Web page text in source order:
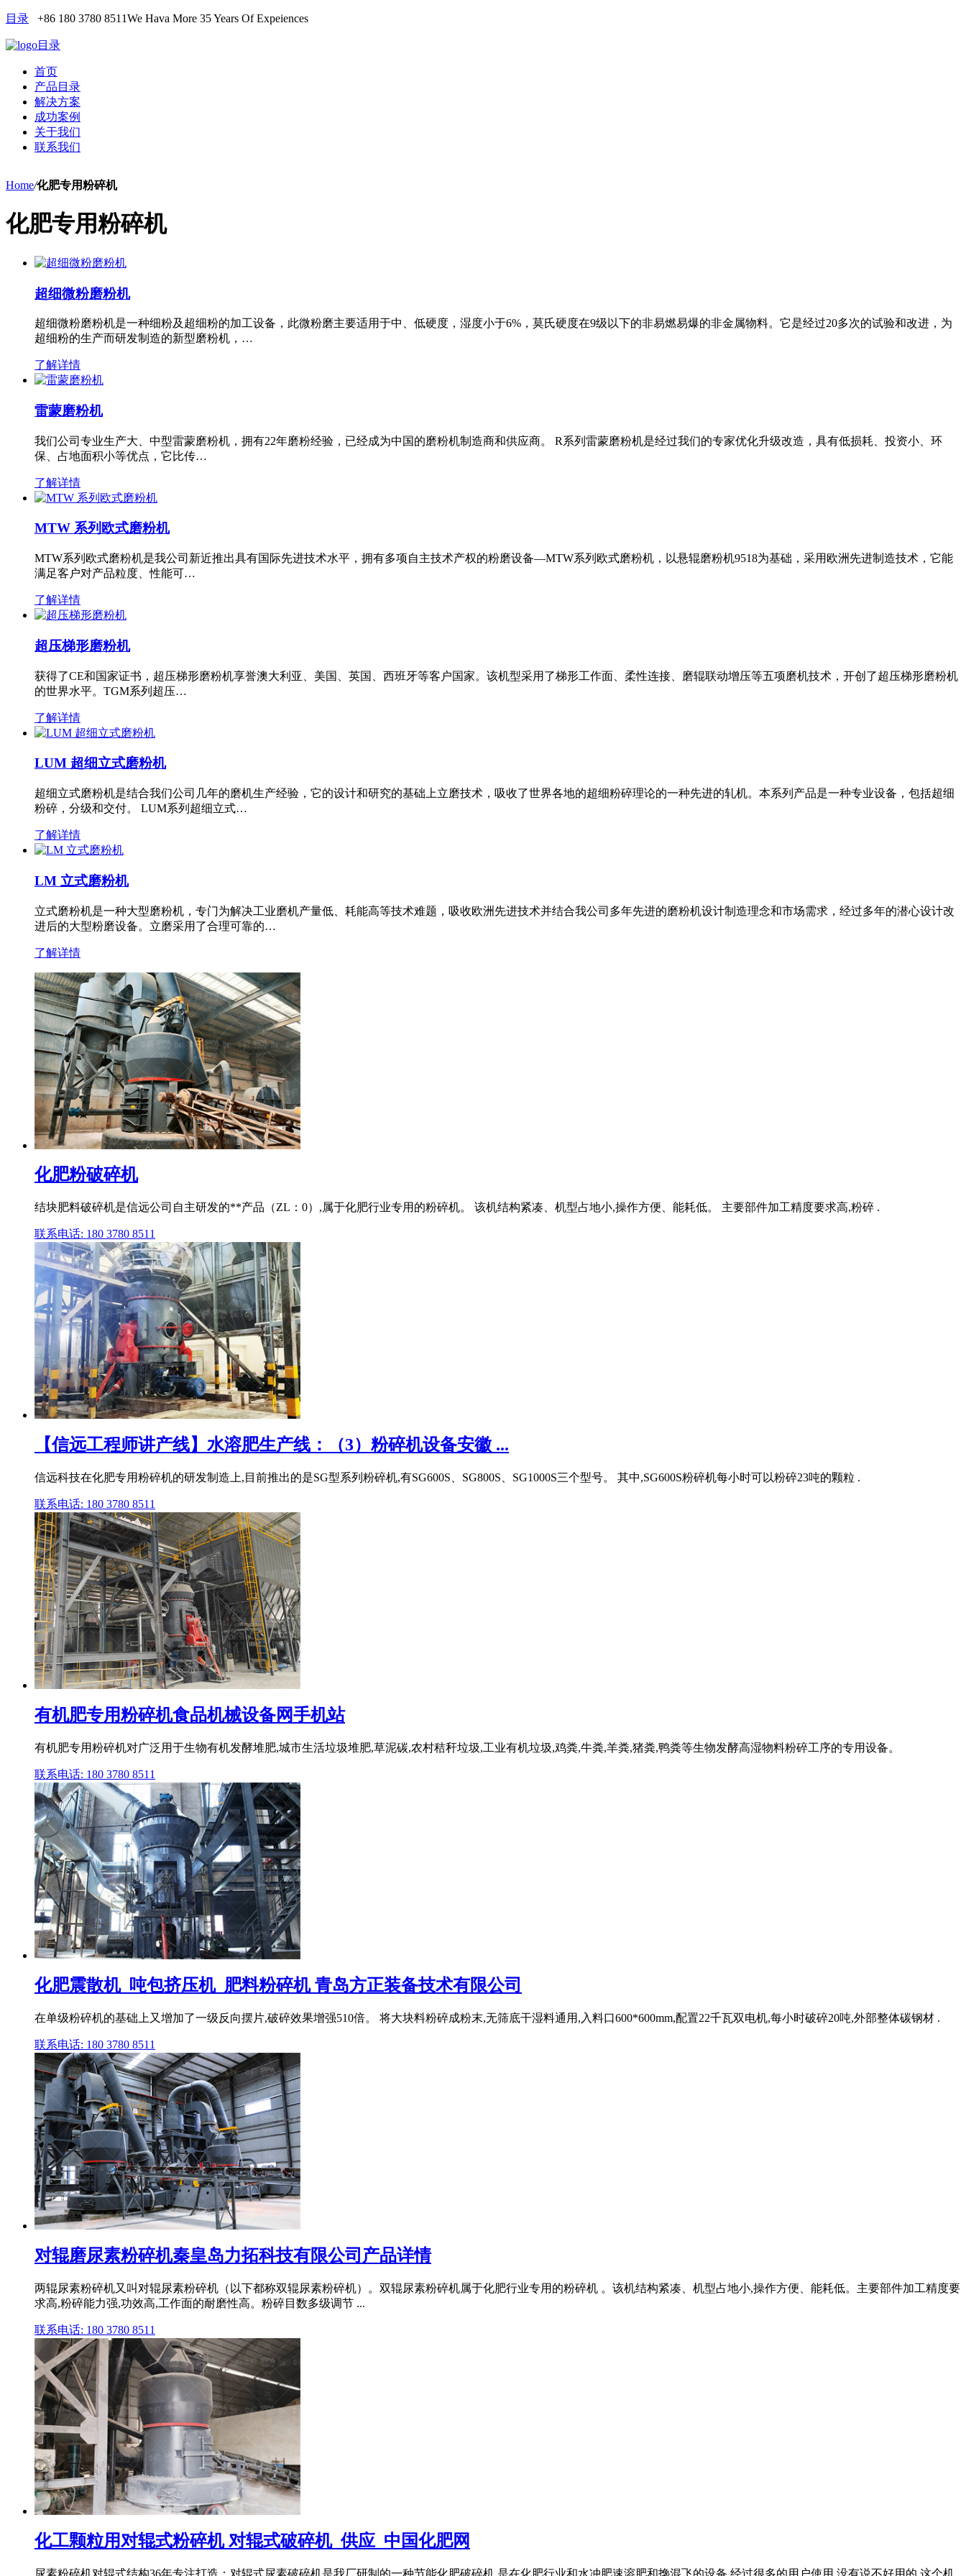
目录 +86 180 3780 8511We Hava More 35 Years Of Expeiences
目录
首页
产品目录
解决方案
成功案例
关于我们
联系我们
Home/化肥专用粉碎机
化肥专用粉碎机
超细微粉磨粉机
超细微粉磨粉机是一种细粉及超细粉的加工设备，此微粉磨主要适用于中、低硬度，湿度小于6%，莫氏硬度在9级以下的非易燃易爆的非金属物料。它是经过20多次的试验和改进，为
超细粉的生产而研发制造的新型磨粉机，…
了解详情
雷蒙磨粉机
我们公司专业生产大、中型雷蒙磨粉机，拥有22年磨粉经验，已经成为中国的磨粉机制造商和供应商。 R系列雷蒙磨粉机是经过我们的专家优化升级改造，具有低损耗、投资小、环
保、占地面积小等优点，它比传…
了解详情
MTW 系列欧式磨粉机
MTW系列欧式磨粉机是我公司新近推出具有国际先进技术水平，拥有多项自主技术产权的粉磨设备—MTW系列欧式磨粉机，以悬辊磨粉机9518为基础，采用欧洲先进制造技术，它能
满足客户对产品粒度、性能可…
了解详情
超压梯形磨粉机
获得了CE和国家证书，超压梯形磨粉机享誉澳大利亚、美国、英国、西班牙等客户国家。该机型采用了梯形工作面、柔性连接、磨辊联动增压等五项磨机技术，开创了超压梯形磨粉机
的世界水平。TGM系列超压…
了解详情
LUM 超细立式磨粉机
超细立式磨粉机是结合我们公司几年的磨机生产经验，它的设计和研究的基础上立磨技术，吸收了世界各地的超细粉碎理论的一种先进的轧机。本系列产品是一种专业设备，包括超细
粉碎，分级和交付。 LUM系列超细立式…
了解详情
LM 立式磨粉机
立式磨粉机是一种大型磨粉机，专门为解决工业磨机产量低、耗能高等技术难题，吸收欧洲先进技术并结合我公司多年先进的磨粉机设计制造理念和市场需求，经过多年的潜心设计改
进后的大型粉磨设备。立磨采用了合理可靠的…
了解详情
化肥粉破碎机
结块肥料破碎机是信远公司自主研发的**产品（ZL：0）,属于化肥行业专用的粉碎机。 该机结构紧凑、机型占地小,操作方便、能耗低。 主要部件加工精度要求高,粉碎 .
联系电话: 180 3780 8511
【信远工程师讲产线】水溶肥生产线：（3）粉碎机设备安徽 ...
信远科技在化肥专用粉碎机的研发制造上,目前推出的是SG型系列粉碎机,有SG600S、SG800S、SG1000S三个型号。 其中,SG600S粉碎机每小时可以粉碎23吨的颗粒 .
联系电话: 180 3780 8511
有机肥专用粉碎机食品机械设备网手机站
有机肥专用粉碎机对广泛用于生物有机发酵堆肥,城市生活垃圾堆肥,草泥碳,农村秸秆垃圾,工业有机垃圾,鸡粪,牛粪,羊粪,猪粪,鸭粪等生物发酵高湿物料粉碎工序的专用设备。
联系电话: 180 3780 8511
化肥震散机_吨包挤压机_肥料粉碎机 青岛方正装备技术有限公司
在单级粉碎机的基础上又增加了一级反向摆片,破碎效果增强510倍。 将大块料粉碎成粉末,无筛底干湿料通用,入料口600*600mm,配置22千瓦双电机,每小时破碎20吨,外部整体碳钢材 .
联系电话: 180 3780 8511
对辊磨尿素粉碎机秦皇岛力拓科技有限公司产品详情
两辊尿素粉碎机又叫对辊尿素粉碎机（以下都称双辊尿素粉碎机）。双辊尿素粉碎机属于化肥行业专用的粉碎机 。该机结构紧凑、机型占地小,操作方便、能耗低。主要部件加工精度要
求高,粉碎能力强,功效高,工作面的耐磨性高。粉碎目数多级调节 ...
联系电话: 180 3780 8511
化工颗粒用对辊式粉碎机 对辊式破碎机_供应_中国化肥网
尿素粉碎机对辊式结构36年专注打造：对辊式尿素破碎机是我厂研制的一种节能化肥破碎机,是在化肥行业和水冲肥速溶肥和搀混飞的设备,经过很多的用户使用,没有说不好用的,这个机